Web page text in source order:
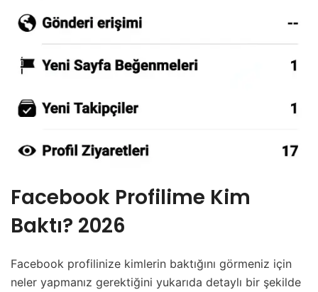
Facebook Profilime Kim
Baktı? 2026
Facebook profilinize kimlerin baktığını görmeniz için
neler yapmanız gerektiğini yukarıda detaylı bir şekilde